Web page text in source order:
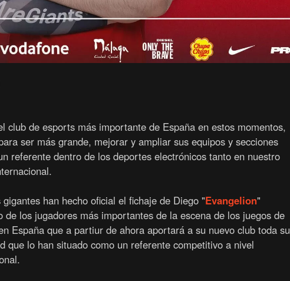
club de esports más importante de España en estos momentos,
ser más grande, mejorar y ampliar sus equipos y secciones
referente dentro de los deportes electrónicos tanto en nuestro
han hecho oficial el fichaje de Diego "Evangelion"
de los jugadores más importantes de la escena de los juegos de
España que a partiur de ahora aportará a su nuevo club toda su
que lo han situado como un referente competitivo a nivel